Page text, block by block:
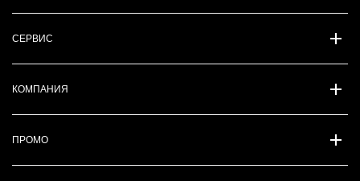
СЕРВИС
КОМПАНИЯ
ПРОМО